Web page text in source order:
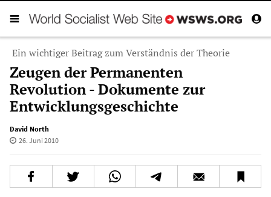
Ein wichtiger Beitrag zum Verständnis der Theorie
Zeugen der Permanenten
Revolution - Dokumente zur
Entwicklungsgeschichte
David North
26. Juni 2010